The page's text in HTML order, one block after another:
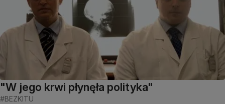
"W jego krwi płynęła polityka"
#BEZKITU